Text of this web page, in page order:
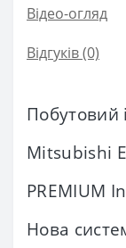
Відео-огляд
Відгуків (0)
Побутовий
Mitsubishi
PREMIUM
Нова